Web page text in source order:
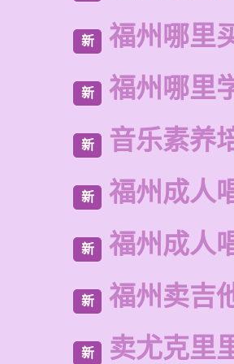
新 福州哪里
新 福州哪里
新 音乐素养
新 福州成人
新 福州成人
新 福州卖吉
新 卖尤克里